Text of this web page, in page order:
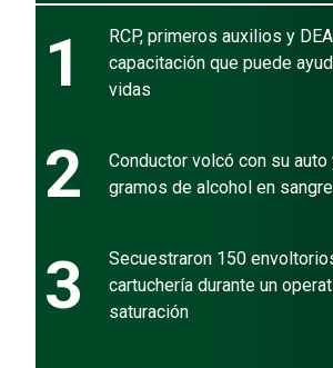
1
RCP, primeros auxilios y
capacitación que puede
vidas
2
Conductor volcó con su auto
gramos de alcohol en sangre
3
Secuestraron 150
cartuchería durante un
saturación